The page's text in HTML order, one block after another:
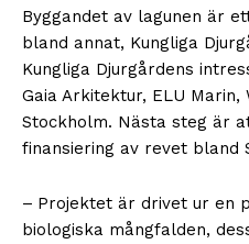
Byggandet av lagunen är
bland annat, Kungliga
Kungliga Djurgårdens
Gaia Arkitektur, ELU Marin,
Stockholm. Nästa steg är
finansiering av revet bland
– Projektet är drivet ur en
biologiska mångfalden,